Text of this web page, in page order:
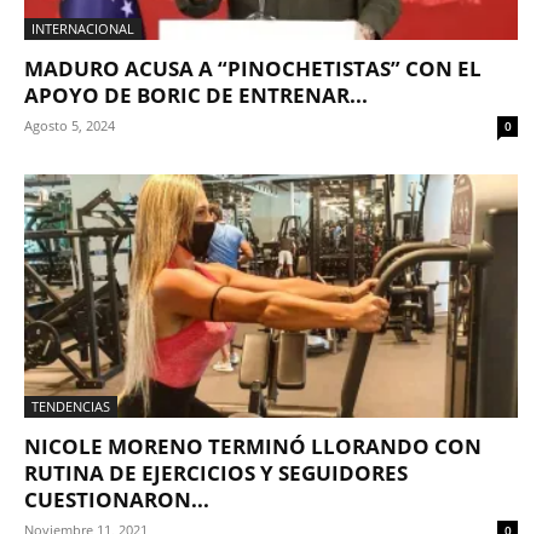
INTERNACIONAL
MADURO ACUSA A “PINOCHETISTAS” CON EL
APOYO DE BORIC DE ENTRENAR...
Agosto 5, 2024 0
TENDENCIAS
NICOLE MORENO TERMINÓ LLORANDO CON
RUTINA DE EJERCICIOS Y SEGUIDORES
CUESTIONARON...
Noviembre 11, 2021